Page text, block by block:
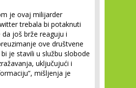
je ovaj milijarder
trebala bi potaknuti
još brže reaguju i
ove društvene
je stavili u službu slobode
uključujući i
mišljenja je